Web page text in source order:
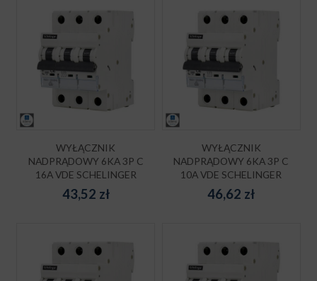
WYŁĄCZNIK
NADPRĄDOWY 6KA 3P C
16A VDE SCHELINGER
43,52 zł
WYŁĄCZNIK
NADPRĄDOWY 6KA 3P C
10A VDE SCHELINGER
46,62 zł